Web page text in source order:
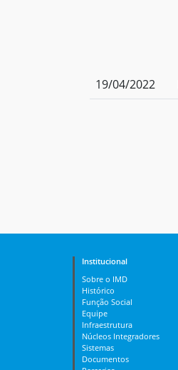
19/04/2022
Institucional
Sobre o IMD
Histórico
Função Social
Equipe
Infraestrutura
Núcleos Integradores
Sistemas
Documentos